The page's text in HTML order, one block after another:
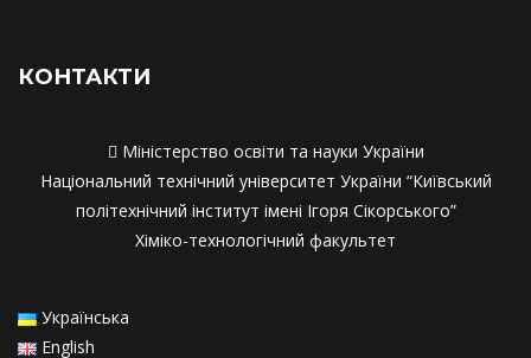
КОНТАКТИ
 Міністерство освіти та науки України
Національний технічний університет України “Київський
політехнічний інститут імені Ігоря Сікорського”
Хіміко-технологічний факультет
Українська
English